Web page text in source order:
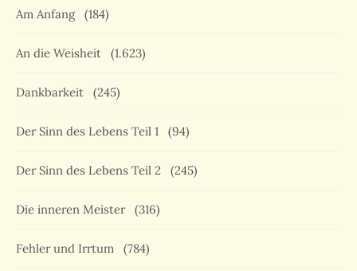
Am Anfang (184)
An die Weisheit (1.623)
Dankbarkeit (245)
Der Sinn des Lebens Teil 1 (94)
Der Sinn des Lebens Teil 2 (245)
Die inneren Meister (316)
Fehler und Irrtum (784)